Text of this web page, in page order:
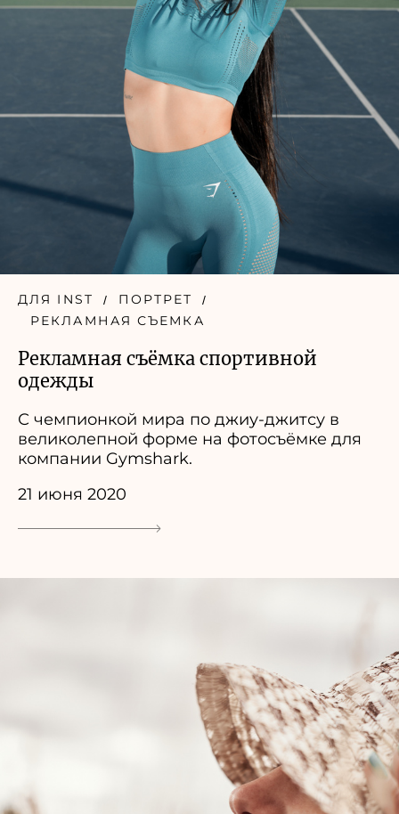
ДЛЯ INST
ПОРТРЕТ
РЕКЛАМНАЯ СЪЕМКА
Рекламная съёмка спортивной
одежды
С чемпионкой мира по джиу-джитсу в
великолепной форме на фотосъёмке для
компании Gymshark.
21 июня 2020